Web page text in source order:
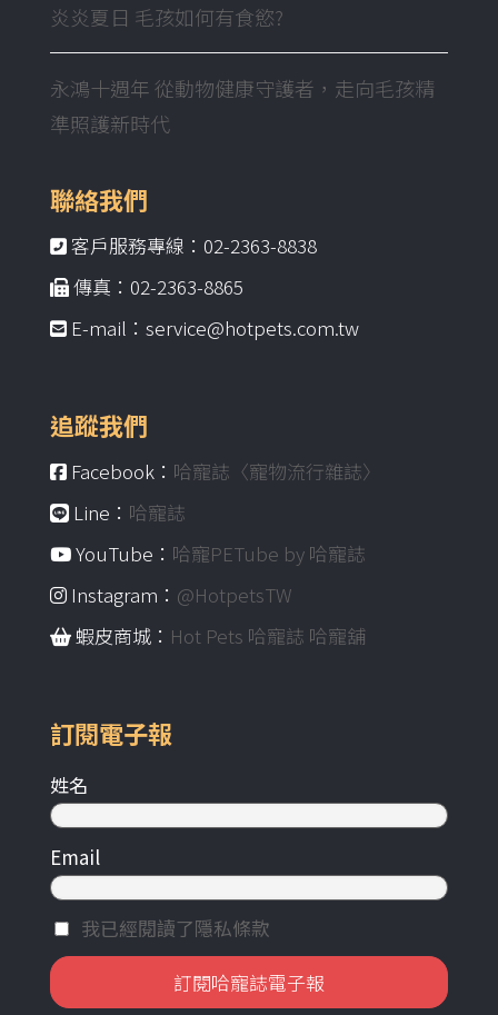
炎炎夏日 毛孩如何有食慾?
永鴻十週年 從動物健康守護者，走向毛孩精
準照護新時代
聯絡我們
客戶服務專線：02-2363-8838
傳真：02-2363-8865
E-mail：service@hotpets.com.tw
追蹤我們
Facebook： 哈寵誌〈寵物流行雜誌〉
Line： 哈寵誌
YouTube： 哈寵PETube by 哈寵誌
Instagram： @HotpetsTW
蝦皮商城： Hot Pets 哈寵誌 哈寵舖
訂閱電子報
姓名
Email
我已經閱讀了隱私條款